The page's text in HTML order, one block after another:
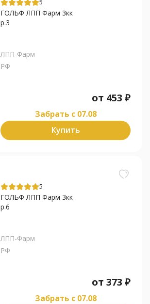
5
ГОЛЬФ ЛПП Фарм 3кк
р.3
ЛПП-Фарм
РФ
от 453 ₽
Забрать c 07.08
Купить
5
ГОЛЬФ ЛПП Фарм 3кк
р.6
ЛПП-Фарм
РФ
от 373 ₽
Забрать c 07.08